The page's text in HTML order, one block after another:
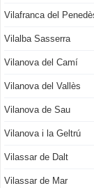
Vilafranca del
Vilalba Sasserra
Vilanova del Camí
Vilanova del Vallès
Vilanova de Sau
Vilanova i la Geltrú
Vilassar de Dalt
Vilassar de Mar